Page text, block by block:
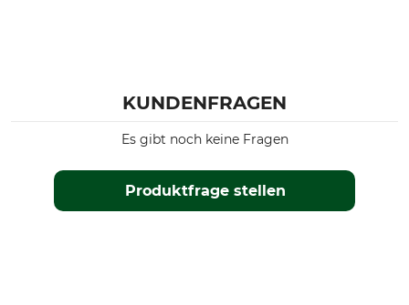
KUNDENFRAGEN
Produktfrage stellen
Es gibt noch keine Fragen